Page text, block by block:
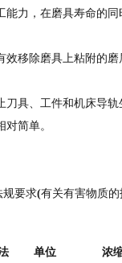
能力，在磨具寿命的
效移除磨具上粘附的
刀具、工件和机床导轨
简单。
规要求(有关有害物质
单位 浓